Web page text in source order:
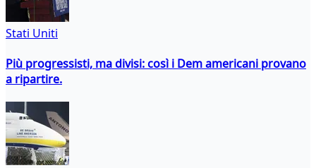
Stati Uniti
Più progressisti, ma divisi: così i Dem americani provano
a ripartire.